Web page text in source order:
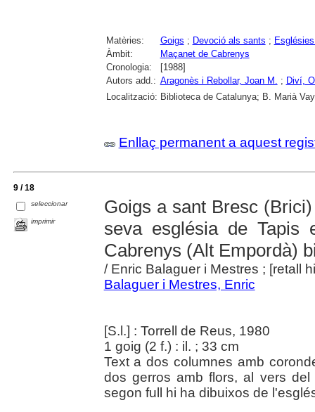
Matèries: Goigs ; Devoció als sants ;
Àmbit:
Maçanet de Cabrenys
Cronologia:
[1988]
Autors add.: Aragonès i Rebollar, Joan M. ; Diví,
Localització: Biblioteca de Catalunya; B. Marià
Enllaç permanent a aquest
9 / 18
seleccionar
imprimir
Goigs a sant Bresc
seva església de Tapis
Cabrenys (Alt Empordà)
/ Enric Balaguer i Mestres ; [retall
Balaguer i Mestres, Enric
[S.l.] : Torrell de Reus, 1980
1 goig (2 f.) : il. ; 33 cm
Text a dos columnes amb
dos gerros amb flors, al vers
segon full hi ha dibuixos de